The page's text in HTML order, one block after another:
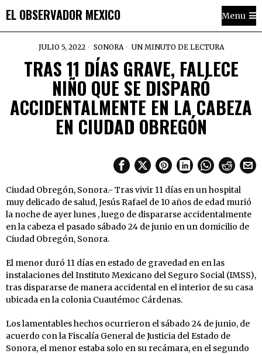
EL OBSERVADOR MEXICO Menu
JULIO 5, 2022 SONORA UN MINUTO DE LECTURA
TRAS 11 DÍAS GRAVE, FALLECE
NIÑO QUE SE DISPARÓ
ACCIDENTALMENTE EN LA CABEZA
EN CIUDAD OBREGÓN
Ciudad Obregón, Sonora.- Tras vivir 11 días en un hospital
muy delicado de salud, Jesús Rafael de 10 años de edad murió
la noche de ayer lunes , luego de dispararse accidentalmente
en la cabeza el pasado sábado 24 de junio en un domicilio de
Ciudad Obregón, Sonora.
El menor duró 11 días en estado de gravedad en en las
instalaciones del Instituto Mexicano del Seguro Social (IMSS),
tras dispararse de manera accidental en el interior de su casa
ubicada en la colonia Cuautémoc Cárdenas.
Los lamentables hechos ocurrieron el sábado 24 de junio, de
acuerdo con la Fiscalía General de Justicia del Estado de
Sonora, el menor estaba solo en su recámara, en el segundo